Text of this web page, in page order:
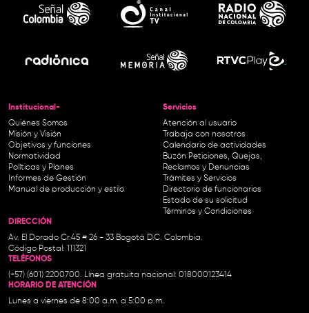
Institucional-
Quiénes Somos
Misión y Visión
Objetivos y funciones
Normatividad
Políticas y Planes
Informes de Gestión
Manual de producción y estilo
Servicios
Atención al usuario
Trabaja con nosotros
Calendario de actividades
Buzón Peticiones, Quejas,
Reclamos y Denuncias
Trámites y Servicios
Directorio de funcionarios
Estado de su solicitud
Términos y Condiciones
DIRECCIÓN
Av. El Dorado Cr.45 # 26 - 33 Bogotá D.C. Colombia.
Código Postal: 111321
TELÉFONOS
(+57) (601) 2200700. Línea gratuita nacional: 018000123414
HORARIO DE ATENCIÓN
Lunes a viernes de 8:00 a.m. a 5:00 p.m.